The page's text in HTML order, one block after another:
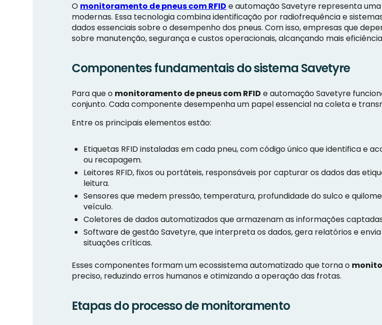
O monitoramento de pneus com RFID e automação Savetyre representa
modernas. Essa tecnologia combina identificação por radiofrequência e
dados essenciais sobre o desempenho dos pneus. Com isso, empresas que
sobre manutenção, segurança e custos operacionais, alcançando mais
Componentes fundamentais do sistema Savetyre
Para que o monitoramento de pneus com RFID e automação Savetyre
conjunto. Cada componente desempenha um papel essencial na coleta e
Entre os principais elementos estão:
Etiquetas RFID instaladas em cada pneu, com código único que identifica e
ou recapagem.
Leitores RFID, fixos ou portáteis, responsáveis por capturar os dados das
leitura.
Sensores que medem pressão, temperatura, profundidade do sulco e
veículo.
Coletores de dados automatizados que armazenam as informações
Software de gestão Savetyre, que interpreta os dados, gera relatórios e
situações críticas.
Esses componentes formam um ecossistema automatizado que torna o
preciso, reduzindo erros humanos e otimizando a operação das frotas.
Etapas do processo de monitoramento